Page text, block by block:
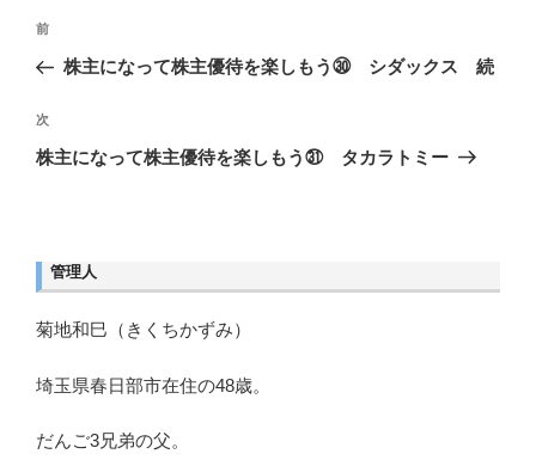
稿
ビ
ー
シ
ョ
前
の
稿
前
株主になって株主優待を楽しもう㉚ シダックス 続
次
の
次
株主になって株主優待を楽しもう㉛ タカラトミー
管理人
菊地和巳（きくちかずみ）
埼玉県春日部市在住の48歳。
だんご3兄弟の父。